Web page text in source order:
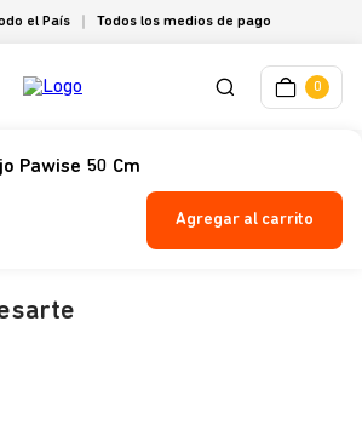
el País Todos los medios de pago
0
Pawise 50 Cm
Agregar al carrito